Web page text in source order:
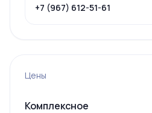
+7 (967) 612-51-61
Цены
Комплексное